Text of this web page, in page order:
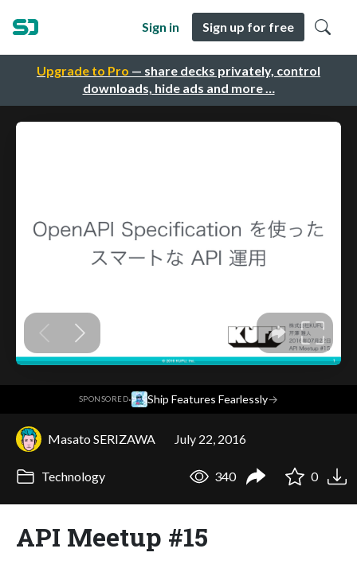
Upgrade to Pro — share decks privately, control
downloads, hide ads and more …
Sign in Sign up for free
SPONSORED· Ship Features Fearlessly→
Masato SERIZAWA July 22, 2016
Technology 340 0
API Meetup #15